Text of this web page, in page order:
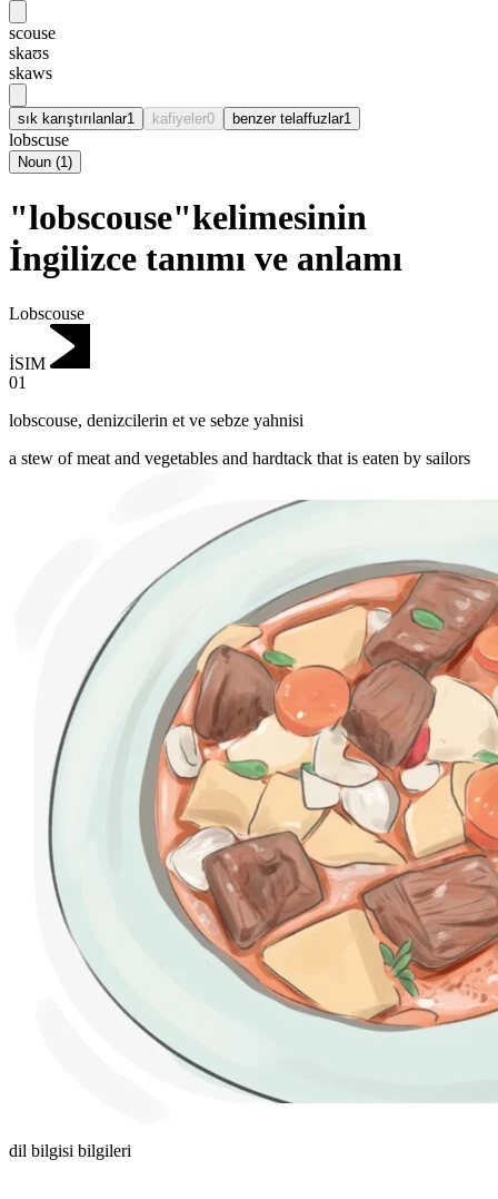
scouse
skaʊs
skaws
sık karıştırılanlar1 kafiyeler0 benzer telaffuzlar1
lobscuse
Noun (1)
"lobscouse"kelimesinin
İngilizce tanımı ve anlamı
Lobscouse
İSIM
01
lobscouse, denizcilerin et ve sebze yahnisi
a stew of meat and vegetables and hardtack that is eaten by sailors
dil bilgisi bilgileri